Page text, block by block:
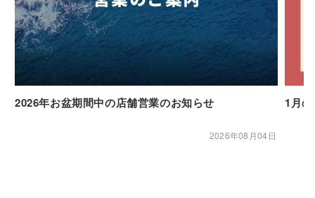
2026年お盆期間中の店舗営業のお知らせ
2026年08月04日
1月